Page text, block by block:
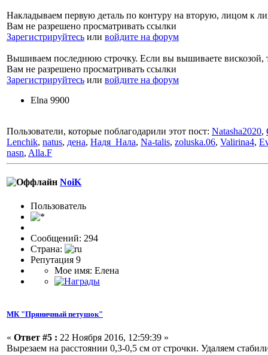
Накладываем первую деталь по контуру на вторую, лицом к
Вам не разрешено просматривать ссылки
Зарегистрируйтесь или войдите на форум
Вышиваем последнюю строчку. Если вы вышиваете вискозой,
Вам не разрешено просматривать ссылки
Зарегистрируйтесь или войдите на форум
Elna 9900
Пользователи, которые поблагодарили этот пост: Natasha2020,
Lenchik, natus, дена, Надя_Нала, Na-talis, zoluska.06, Valirina4,
nasn, Alla.F
NoiK
Пользовaтeль
Сообщений: 294
Страна:
Репутация 9
Мое имя: Елена
МК "Пряничный петушок"
« Ответ #5 : 22 Ноября 2016, 12:59:39 »
Вырезаем на расстоянии 0,3-0,5 см от строчки. Удаляем